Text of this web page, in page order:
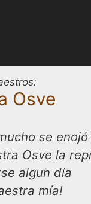
Osve
se enojó
Osve la
algun día
mía!